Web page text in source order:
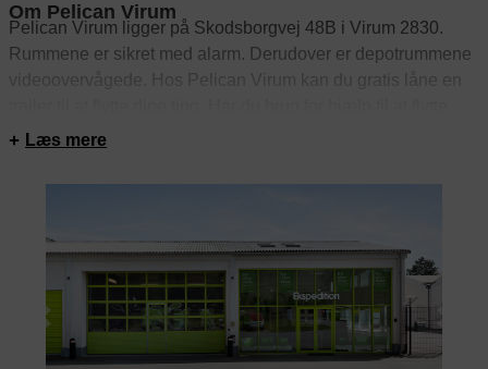
Om Pelican Virum
Pelican Virum ligger på Skodsborgvej 48B i Virum 2830.
Rummene er sikret med alarm. Derudover er depotrummene
videoovervågede. Hos Pelican Virum kan du gratis låne en
tilbyder Pelican Virum flytteservice.
Læs mere
Previous